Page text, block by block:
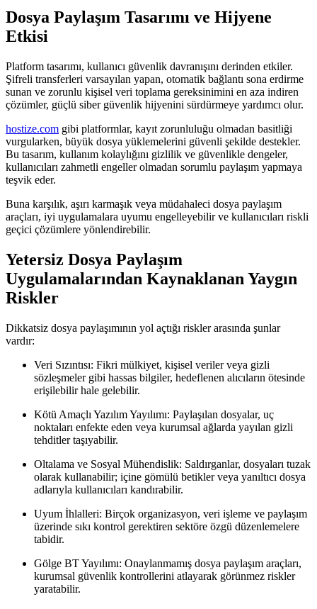
Dosya Paylaşım Tasarımı ve Hijyene
Etkisi
Platform tasarımı, kullanıcı güvenlik davranışını derinden etkiler.
Şifreli transferleri varsayılan yapan, otomatik bağlantı sona erdirme
sunan ve zorunlu kişisel veri toplama gereksinimini en aza indiren
çözümler, güçlü siber güvenlik hijyenini sürdürmeye yardımcı olur.
hostize.com gibi platformlar, kayıt zorunluluğu olmadan basitliği
vurgularken, büyük dosya yüklemelerini güvenli şekilde destekler.
Bu tasarım, kullanım kolaylığını gizlilik ve güvenlikle dengeler,
kullanıcıları zahmetli engeller olmadan sorumlu paylaşım yapmaya
teşvik eder.
Buna karşılık, aşırı karmaşık veya müdahaleci dosya paylaşım
araçları, iyi uygulamalara uyumu engelleyebilir ve kullanıcıları riskli
geçici çözümlere yönlendirebilir.
Yetersiz Dosya Paylaşım
Uygulamalarından Kaynaklanan Yaygın
Riskler
Dikkatsiz dosya paylaşımının yol açtığı riskler arasında şunlar
vardır:
Veri Sızıntısı: Fikri mülkiyet, kişisel veriler veya gizli
sözleşmeler gibi hassas bilgiler, hedeflenen alıcıların ötesinde
erişilebilir hale gelebilir.
Kötü Amaçlı Yazılım Yayılımı: Paylaşılan dosyalar, uç
noktaları enfekte eden veya kurumsal ağlarda yayılan gizli
tehditler taşıyabilir.
Oltalama ve Sosyal Mühendislik: Saldırganlar, dosyaları tuzak
olarak kullanabilir; içine gömülü betikler veya yanıltıcı dosya
adlarıyla kullanıcıları kandırabilir.
Uyum İhlalleri: Birçok organizasyon, veri işleme ve paylaşım
üzerinde sıkı kontrol gerektiren sektöre özgü düzenlemelere
tabidir.
Gölge BT Yayılımı: Onaylanmamış dosya paylaşım araçları,
kurumsal güvenlik kontrollerini atlayarak görünmez riskler
yaratabilir.